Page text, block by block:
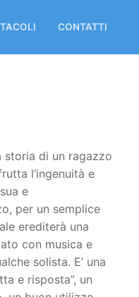
CONTATTI
storia di un ragazzo
l’ingenuità e
e
per un semplice
erediterà una
con musica e
solista. E’ una
e risposta”, un